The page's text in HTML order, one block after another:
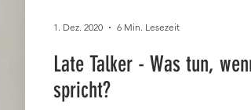
Late Talker - Was tun,
spricht?
1. Dez. 2020 6 Min. Lesezeit